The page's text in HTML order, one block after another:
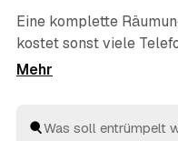
Eine komplette
kostet sonst viele
einzige Anfrage. Sie
Vergleich. Vom letzten